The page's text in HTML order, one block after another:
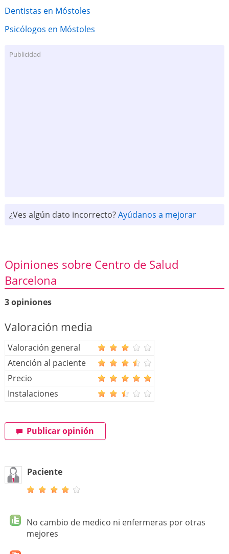
Dentistas en Móstoles
Psicólogos en Móstoles
Publicidad
¿Ves algún dato incorrecto?Ayúdanos a mejorar
Opiniones sobre Centro de Salud
Barcelona
3 opiniones
Valoración media
Valoración general
Atención al paciente
Precio
Instalaciones
Publicar opinión
Paciente
No cambio de medico ni enfermeras por otras
mejores